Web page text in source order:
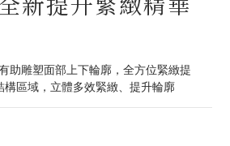
助雕塑面部上下輪廓，全方位緊緻提
區域，立體多效緊緻、提升輪廓